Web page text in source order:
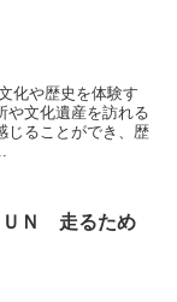
化や歴史を体験す
や文化遺産を訪れる
じることができ、歴
ＵＮ 走るため